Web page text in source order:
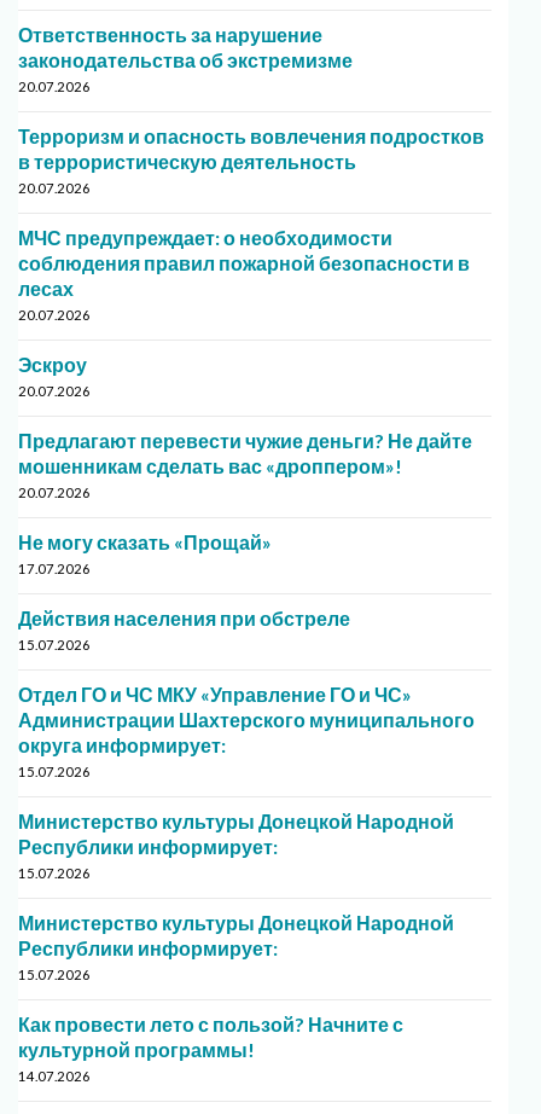
Ответственность за нарушение
законодательства об экстремизме
20.07.2026
Терроризм и опасность вовлечения подростков
в террористическую деятельность
20.07.2026
МЧС предупреждает: о необходимости
соблюдения правил пожарной безопасности в
лесах
20.07.2026
Эскроу
20.07.2026
Предлагают перевести чужие деньги? Не дайте
мошенникам сделать вас «дроппером»!
20.07.2026
Не могу сказать «Прощай»
17.07.2026
Действия населения при обстреле
15.07.2026
Отдел ГО и ЧС МКУ «Управление ГО и ЧС»
Администрации Шахтерского муниципального
округа информирует:
15.07.2026
Министерство культуры Донецкой Народной
Республики информирует:
15.07.2026
Министерство культуры Донецкой Народной
Республики информирует:
15.07.2026
Как провести лето с пользой? Начните с
культурной программы!
14.07.2026